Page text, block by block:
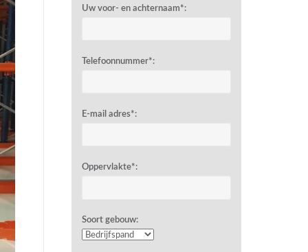
Uw voor- en achternaam*:
Telefoonnummer*:
E-mail adres*:
Oppervlakte*:
Soort gebouw: